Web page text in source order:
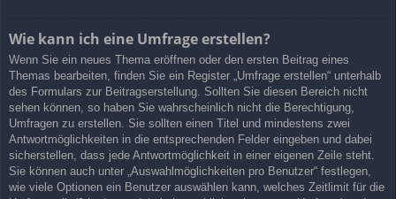
Wie kann ich eine Umfrage erstellen?
Wenn Sie ein neues Thema eröffnen oder den ersten Beitrag eines
Themas bearbeiten, finden Sie ein Register „Umfrage erstellen“ unterhalb
des Formulars zur Beitragserstellung. Sollten Sie diesen Bereich nicht
sehen können, so haben Sie wahrscheinlich nicht die Berechtigung,
Umfragen zu erstellen. Sie sollten einen Titel und mindestens zwei
Antwortmöglichkeiten in die entsprechenden Felder eingeben und dabei
sicherstellen, dass jede Antwortmöglichkeit in einer eigenen Zeile steht.
Sie können auch unter „Auswahlmöglichkeiten pro Benutzer“ festlegen,
wie viele Optionen ein Benutzer auswählen kann, welches Zeitlimit für die